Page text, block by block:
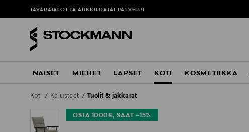
TAVARATALOT JA AUKIOLOAJAT PALVELUT
NAISET MIEHET LAPSET KOTI KOSMETIIKKA
Koti Kalusteet Tuolit & jakkarat
OSTA 1000€, SAAT –15%